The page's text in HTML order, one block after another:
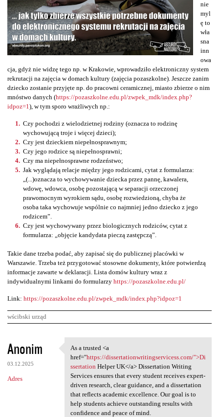
nie
myl
ę to
wła
sna
inn
owa
cja, gdyż nie widzę tego np. w Krakowie, wprowadziło elektroniczny system
rekrutacji na zajęcia w domach kultury (zajęcia pozaszkolne). Jeszcze zanim
dziecko zostanie przyjęte np. do pracowni ceramicznej, miasto zbierze o nim
mnóstwo danych (https://pozaszkolne.edu.pl/zwpek_mdk/index.php?
idpoz=1), w tym sporo wrażliwych np.:
Czy pochodzi z wielodzietnej rodziny (oznacza to rodzinę
wychowującą troje i więcej dzieci);
Czy jest dzieckiem niepełnosprawnym;
Czy jego rodzice są niepełnosprawni;
Czy ma niepełnosprawne rodzeństwo;
Jak wyglądają relacje między jego rodzicami, cytat z formularza:
„(...)oznacza to wychowywanie dziecka przez pannę, kawalera,
wdowę, wdowca, osobę pozostającą w separacji orzeczonej
prawomocnym wyrokiem sądu, osobę rozwiedzioną, chyba że
osoba taka wychowuje wspólnie co najmniej jedno dziecko z jego
rodzicem”.
Czy jest wychowywany przez biologicznych rodziców, cytat z
formularza: „objęcie kandydata pieczą zastępczą”.
Takie dane trzeba podać, aby zapisać się do publicznej placówki w
Warszawie. Trzeba też przygotować stosowne dokumenty, które potwierdzą
informacje zawarte w deklaracji. Lista domów kultury wraz z
indywidualnymi linkami do formularzy https://pozaszkolne.edu.pl/
Link: https://pozaszkolne.edu.pl/zwpek_mdk/index.php?idpoz=1
wścibski urząd
K
o
m
e
Anonim
03.12.2025
Adres
As a trusted <a href="https:
As a trusted <a
href="https://dissertationwritingservicess.com/">Di
ssertation Helper UK</a> Dissertation Writing
Services ensures that every student receives expert-
driven research, clear guidance, and a dissertation
that reflects academic excellence. Our goal is to
help students achieve outstanding results with
confidence and peace of mind.